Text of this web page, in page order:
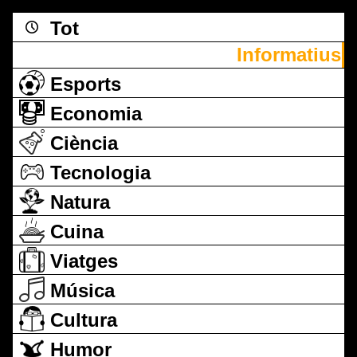
Tot
Informatius
Esports
Economia
Ciència
Tecnologia
Natura
Cuina
Viatges
Música
Cultura
Humor